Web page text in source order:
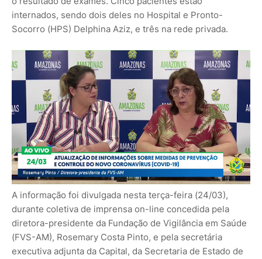
internados, sendo dois deles no Hospital e Pronto-
Socorro (HPS) Delphina Aziz, e três na rede privada.
A informação foi divulgada nesta terça-feira (24/03),
durante coletiva de imprensa on-line concedida pela
diretora-presidente da Fundação de Vigilância em Saúde
(FVS-AM), Rosemary Costa Pinto, e pela secretária
executiva adjunta da Capital, da Secretaria de Estado de